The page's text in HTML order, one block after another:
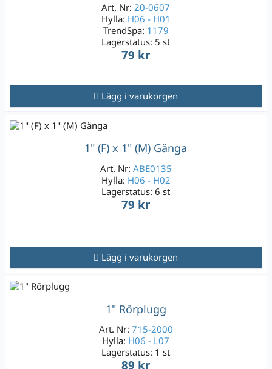
Art. Nr: 20-0607
Hylla: H06 - H01
TrendSpa: 1179
Lagerstatus: 5 st
79 kr
Lägg i varukorgen
1" (F) x 1" (M) Gänga
Art. Nr: ABE0135
Hylla: H06 - H02
Lagerstatus:6 st
79 kr
Lägg i varukorgen
1" Rörplugg
Art. Nr: 715-2000
Hylla: H06 - L07
Lagerstatus: 1 st
89 kr